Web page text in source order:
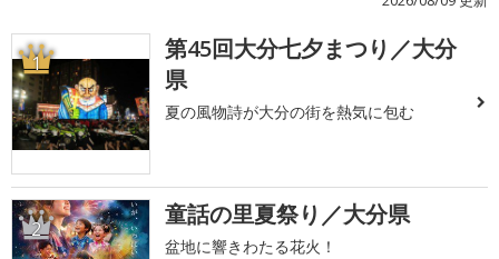
1
第45回大分七夕まつり／大分
県
夏の風物詩が大分の街を熱気に包む
2 童話の里夏祭り／大分県
盆地に響きわたる花火！